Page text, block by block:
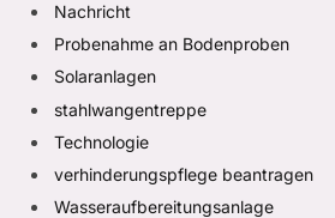
Nachricht
Probenahme an Bodenproben
Solaranlagen
stahlwangentreppe
Technologie
verhinderungspflege beantragen
Wasseraufbereitungsanlage